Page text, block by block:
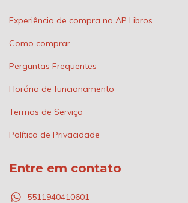
Experiência de compra na AP Libros
Como comprar
Perguntas Frequentes
Horário de funcionamento
Termos de Serviço
Política de Privacidade
Entre em contato
5511940410601